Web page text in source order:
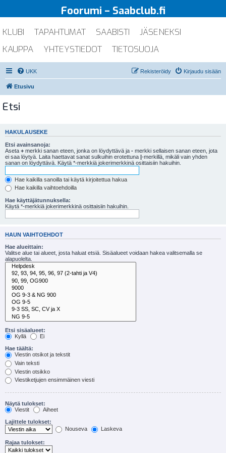
Foorumi – Saabclub.fi
KLUBI TAPAHTUMAT SAABISTI
JÄSENEKSI
KAUPPA
YHTEYSTIEDOT TIETOSUOJA
UKK Kirjaudu sisään
Rekisteröidy
Etusivu
Etsi
HAKULAUSEKE
Etsi avainsanoja:
Aseta + merkki sanan eteen, jonka on löydyttävä ja - merkki sellaisen sanan eteen, jota
ei saa löytyä. Laita haettavat sanat sulkuihin erotettuna |-merkillä, mikäli vain yhden
sanan on löydyttävä. Käytä *-merkkiä jokerimerkkinä osittaisiin hakuihin.
Hae kaikilla sanoilla tai käytä kirjoitettua hakua
Hae kaikilla vaihtoehdoilla
Hae käyttäjätunnuksella:
Käytä *-merkkiä jokerimerkkinä osittaisiin hakuihin.
HAUN VAIHTOEHDOT
Hae alueittain:
Valitse alue tai alueet, josta haluat etsiä. Sisäalueet voidaan hakea valitsemalla se
alapuolelta.
Etsi sisäalueet:
Kyllä
Ei
Hae täältä:
Viestin otsikot ja tekstit
Vain teksti
Viestin otsikko
Viestiketjujen ensimmäinen viesti
Näytä tulokset:
Viestit
Aiheet
Lajittele tulokset:
Nouseva
Laskeva
Rajaa tulokset: